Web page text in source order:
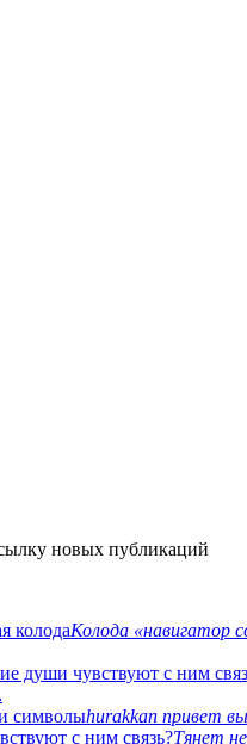
новых публикаций
колодаКолода «навигатор
души чувствуют с ним
символыhurakkan привет
с ним связь?Тянет